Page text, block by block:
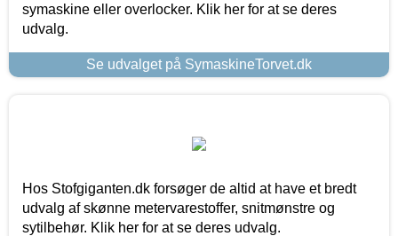
symaskine eller overlocker. Klik her for at se deres
udvalg.
Se udvalget på SymaskineTorvet.dk
Hos Stofgiganten.dk forsøger de altid at have et bredt
udvalg af skønne metervarestoffer, snitmønstre og
sytilbehør. Klik her for at se deres udvalg.